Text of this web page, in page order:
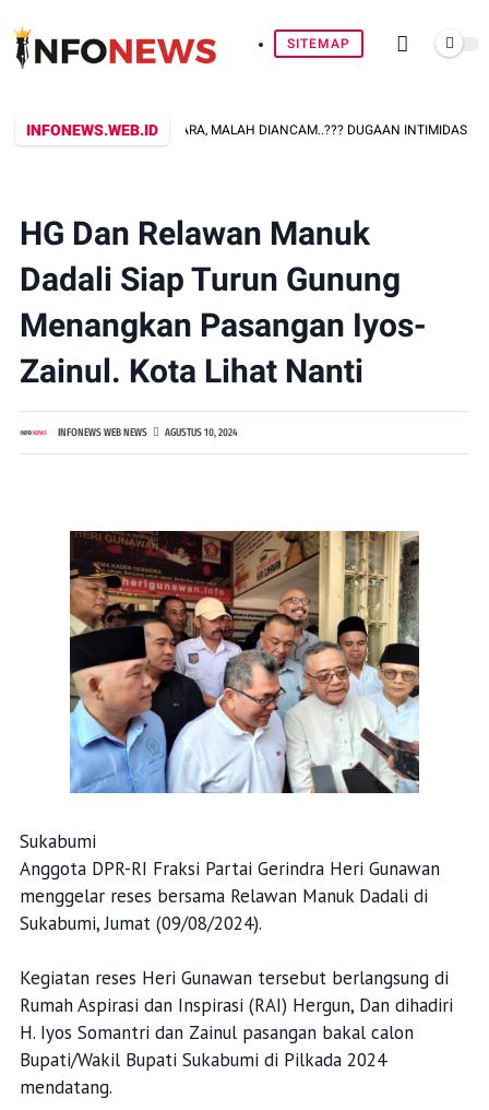
SITEMAP
INFONEWS.WEB.ID
KONFIRMASI PERKARA, MALAH DIANCAM..??? DUGAAN INTIMIDASI OKNUM
HG Dan Relawan Manuk
Dadali Siap Turun Gunung
Menangkan Pasangan Iyos-
Zainul. Kota Lihat Nanti
INFONEWS WEB NEWS AGUSTUS 10, 2024
Sukabumi
Anggota DPR-RI Fraksi Partai Gerindra Heri Gunawan
menggelar reses bersama Relawan Manuk Dadali di
Sukabumi, Jumat (09/08/2024).
Kegiatan reses Heri Gunawan tersebut berlangsung di
Rumah Aspirasi dan Inspirasi (RAI) Hergun, Dan dihadiri
H. Iyos Somantri dan Zainul pasangan bakal calon
Bupati/Wakil Bupati Sukabumi di Pilkada 2024
mendatang.